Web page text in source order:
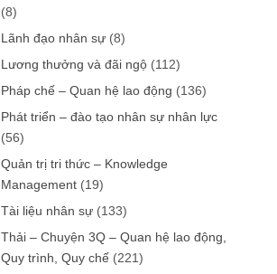
(8)
Lãnh đạo nhân sự (8)
Lương thưởng và đãi ngộ (112)
Pháp chế – Quan hệ lao động (136)
Phát triển – đào tạo nhân sự nhân lực
(56)
Quản trị tri thức – Knowledge
Management (19)
Tài liệu nhân sự (133)
Thải – Chuyện 3Q – Quan hệ lao động,
Quy trình, Quy chế (221)